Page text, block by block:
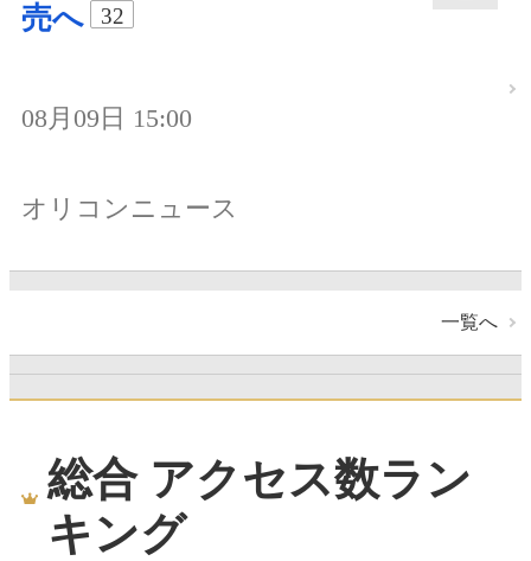
売へ
32
08月09日 15:00
オリコンニュース
一覧へ
総合 アクセス数ラン
キング